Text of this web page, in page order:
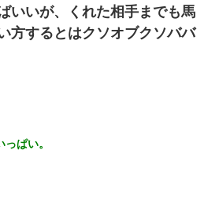
貰った俺、告げられた結婚条件にブチ切
して」俺「失礼ですが○○さんご本人で
いいが、くれた相手までも馬
方するとはクソオブクソババ
ぱい。